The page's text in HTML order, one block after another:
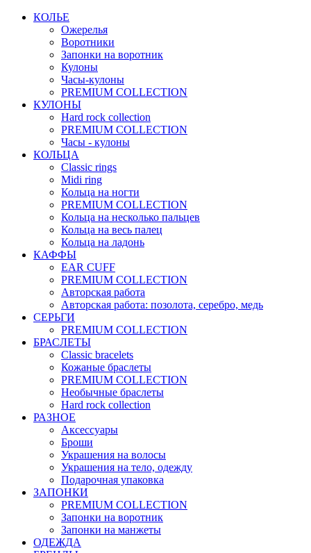
КОЛЬЕ
Ожерелья
Воротники
Запонки на воротник
Кулоны
Часы-кулоны
PREMIUM COLLECTION
КУЛОНЫ
Hard rock collection
PREMIUM COLLECTION
Часы - кулоны
КОЛЬЦА
Classic rings
Midi ring
Кольца на ногти
PREMIUM COLLECTION
Кольца на несколько пальцев
Кольца на весь палец
Кольца на ладонь
КАФФЫ
EAR CUFF
PREMIUM COLLECTION
Авторская работа
Авторская работа: позолота, серебро, медь
СЕРЬГИ
PREMIUM COLLECTION
БРАСЛЕТЫ
Classic bracelets
Кожаные браслеты
PREMIUM COLLECTION
Необычные браслеты
Hard rock collection
РАЗНОЕ
Аксессуары
Броши
Украшения на волосы
Украшения на тело, одежду
Подарочная упаковка
ЗАПОНКИ
PREMIUM COLLECTION
Запонки на воротник
Запонки на манжеты
ОДЕЖДА